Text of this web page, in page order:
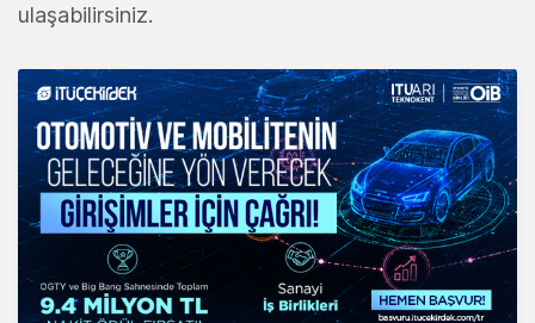
ulaşabilirsiniz.